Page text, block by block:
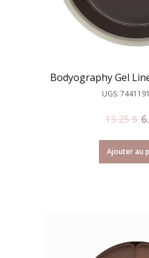
Bodyography Gel
UGS:
13.25$
Ajouter au